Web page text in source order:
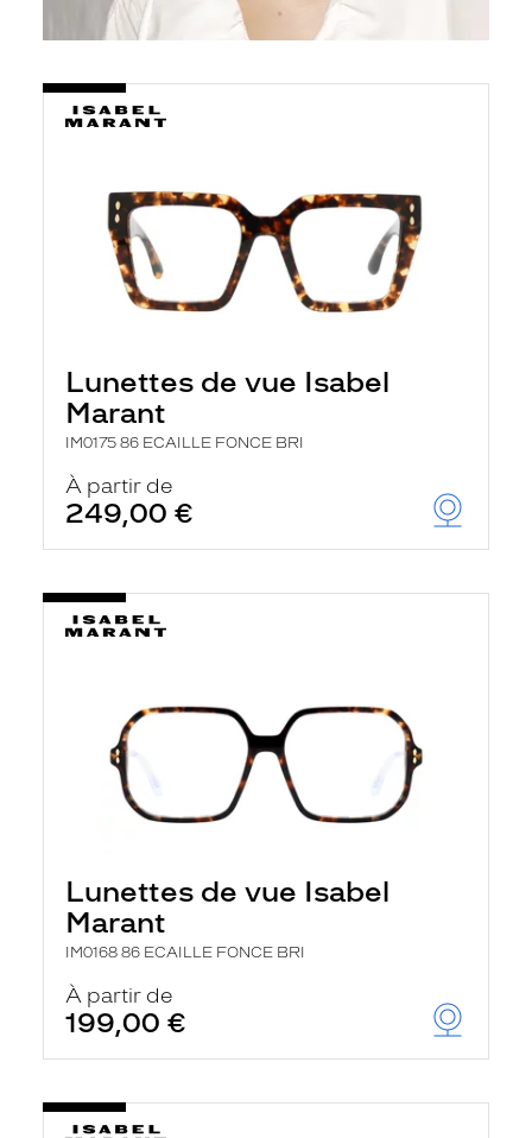
Lunettes de vue Isabel
Marant
IM0175 86 ECAILLE FONCE BRI
À partir de
249,00 €
Lunettes de vue Isabel
Marant
IM0168 86 ECAILLE FONCE BRI
À partir de
199,00 €